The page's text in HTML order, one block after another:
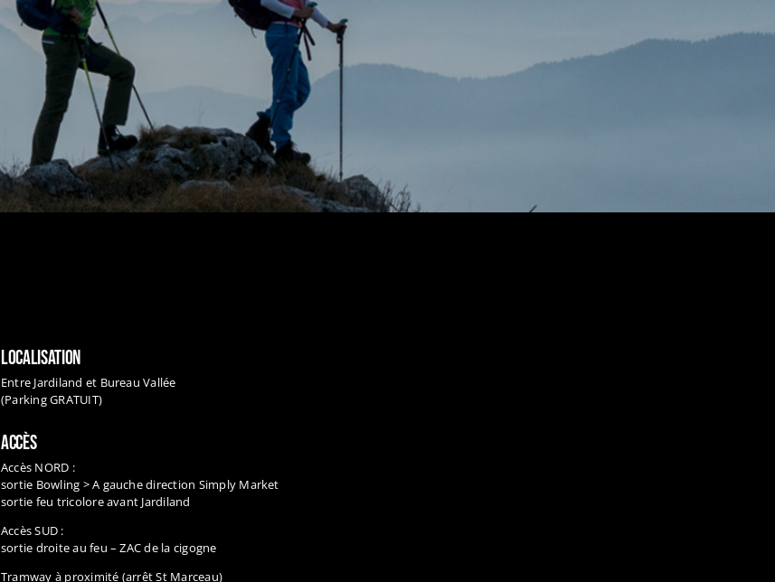
LOCALISATION
Entre Jardiland et Bureau Vallée
(Parking GRATUIT)
ACCÈS
Accès NORD :
sortie Bowling > A gauche direction Simply Market
sortie feu tricolore avant Jardiland
Accès SUD :
sortie droite au feu – ZAC de la cigogne
Tramway à proximité (arrêt St Marceau)